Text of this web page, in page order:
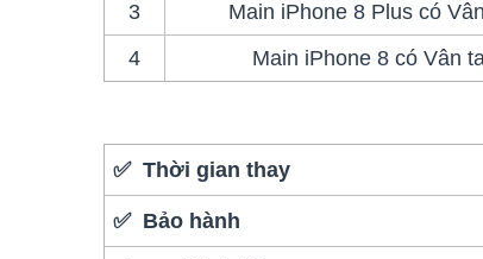
3
Main iPhone 8 Plus có
4
Main iPhone 8 có Vân
✅ Thời gian thay
✅ Bảo hành